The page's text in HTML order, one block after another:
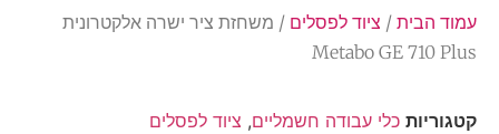
עמוד הבית / ציוד לפסלים / משחזת ציר ישרה אלקטרונית
Metabo GE 710 Plus
קטגוריות כלי עבודה חשמליים, ציוד לפסלים